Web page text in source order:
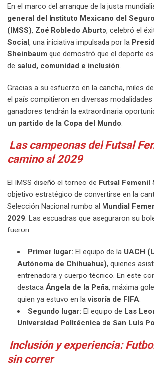
En el marco del arranque de la justa
general del Instituto Mexicano del
(IMSS), Zoé Robledo Aburto, celebró el
Social, una iniciativa impulsada por la
Sheinbaum que demostró que el deporte
de salud, comunidad e inclusión
Gracias a su esfuerzo en la cancha, miles
el país compitieron en diversas
ganadores tendrán la extraordinaria
un partido de la Copa del Mundo
Las campeonas del Futsal
camino al 2029
El IMSS diseñó el torneo de Futsal Femenil
objetivo estratégico de convertirse en la
Selección Nacional rumbo al Mundial
2029 . Las escuadras que aseguraron su
fueron:
Primer lugar: El equipo de la UACH
Autónoma de Chihuahua), quienes
entrenadora y cuerpo técnico. En este
destaca Ángela de la Peña, máxima
quien ya estuvo en lavisoría de FIFA
Segundo lugar: El equipo de Las
Universidad Politécnica de San Luis
Inclusión y experiencia:
sin correr